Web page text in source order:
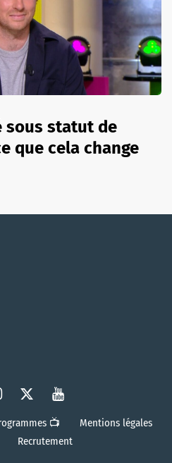
sous statut de
que cela change
📺
Mentions légales
Recrutement